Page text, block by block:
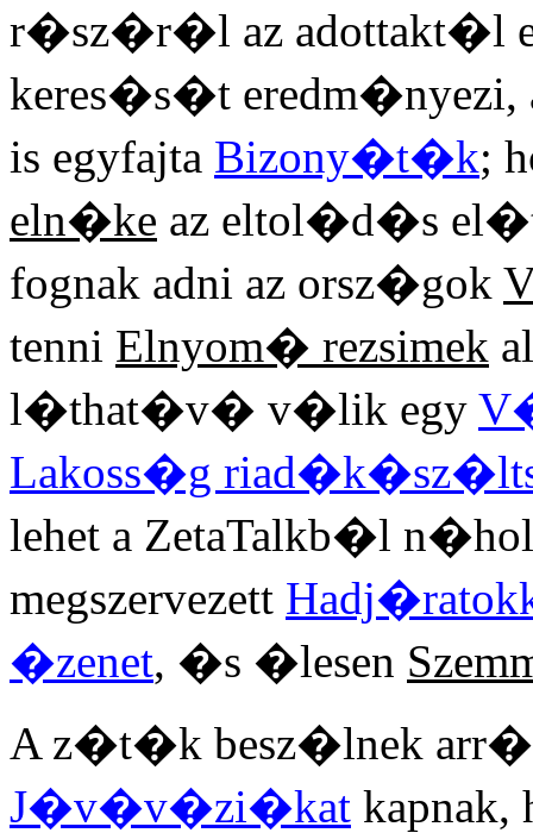
r�sz�r�l az
keres�s�t eredm�nyezi,
is egyfajta Bizony�t�k;
eln�ke az eltol�d�s
fognak adni az orsz�gok
tenni Elnyom� rezsimek
l�that�v� v�lik egy
Lakoss�g
lehet a ZetaTalkb�l
megszervezett
�zenet, �s �lesen
A z�t�k besz�lnek
J�v�v�zi�kat kapnak,